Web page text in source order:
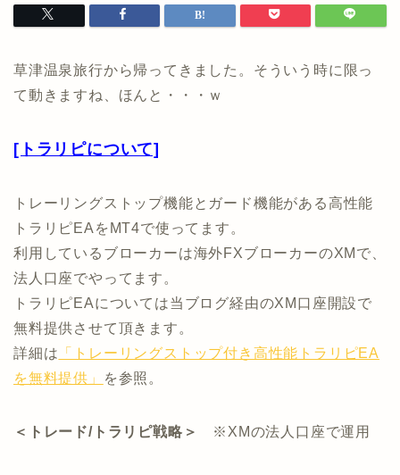
草津温泉旅行から帰ってきました。そういう時に限っ
て動きますね、ほんと・・・ｗ
[トラリピについて]
トレーリングストップ機能とガード機能がある高性能
トラリピEAをMT4で使ってます。
利用しているブローカーは海外FXブローカーのXMで、
法人口座でやってます。
トラリピEAについては当ブログ経由のXM口座開設で
無料提供させて頂きます。
詳細は 「トレーリングストップ付き高性能トラリピEA
を無料提供」
を参照。
＜トレード/トラリピ戦略＞ ※XMの法人口座で運用